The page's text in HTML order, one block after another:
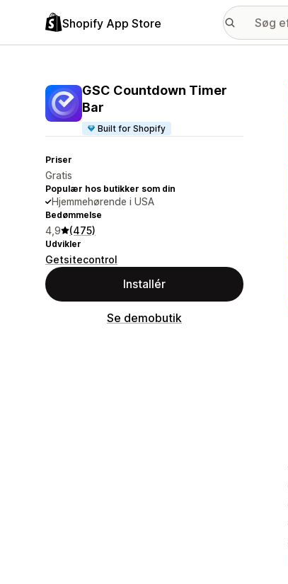
Shopify App Store
GSC Countdown Timer
Bar
Built for Shopify
Priser
Gratis
Populær hos butikker som din
Hjemmehørende i USA
Bedømmelse
4,9 (475)
Udvikler
Getsitecontrol
Installér
Se demobutik